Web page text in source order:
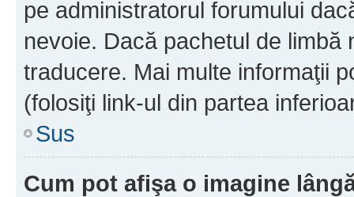
pe administratorul forumului
nevoie. Dacă pachetul de
traducere. Mai multe informaţii
(folosiţi link-ul din partea
Sus
Cum pot afişa o imagine